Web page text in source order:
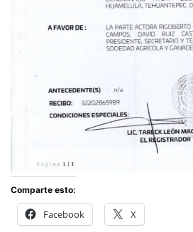
Comparte esto:
Facebook X